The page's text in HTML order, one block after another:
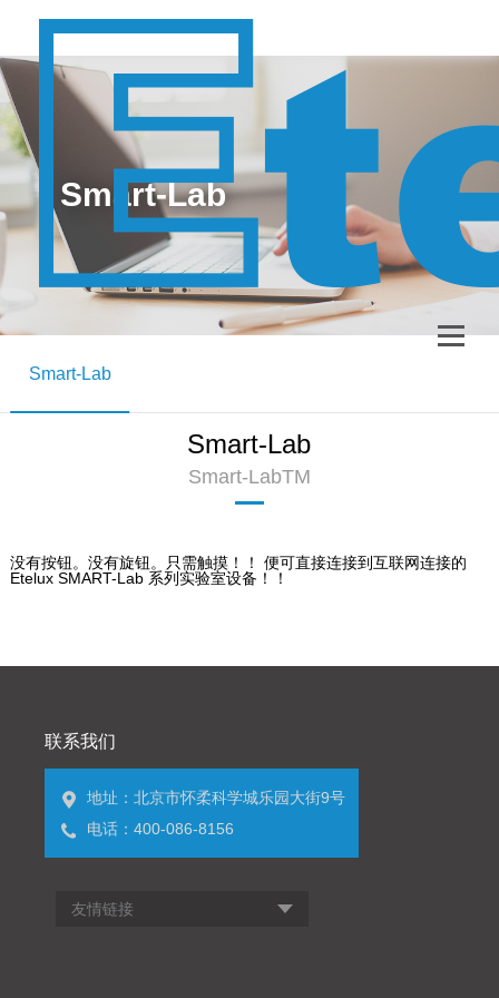
Smart-Lab
Smart-Lab
Smart-Lab
Smart-LabTM
没有按钮。没有旋钮。只需触摸！！ 便可直接连接到互联网连接的
Etelux SMART-Lab 系列实验室设备！！
联系我们
地址：北京市怀柔科学城乐园大街9号
电话：400-086-8156
友情链接